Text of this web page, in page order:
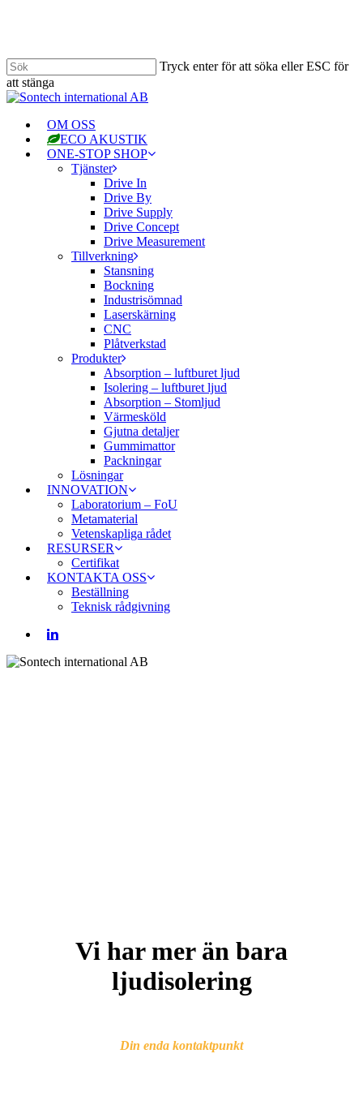
Tryck enter för att söka eller ESC för
att stänga
Stäng
Meny
OM OSS
ECO AKUSTIK
ONE-STOP SHOP
Tjänster
Drive In
Drive By
Drive Supply
Drive Concept
Drive Measurement
Tillverkning
Stansning
Bockning
Industrisömnad
Laserskärning
CNC
Plåtverkstad
Produkter
Absorption – luftburet ljud
Isolering – luftburet ljud
Absorption – Stomljud
Värmesköld
Gjutna detaljer
Gummimattor
Packningar
Lösningar
INNOVATION
Laboratorium – FoU
Metamaterial
Vetenskapliga rådet
RESURSER
Certifikat
KONTAKTA OSS
Beställning
Teknisk rådgivning
LINKEDIN
Vi har mer än bara
ljudisolering
Din enda kontaktpunkt